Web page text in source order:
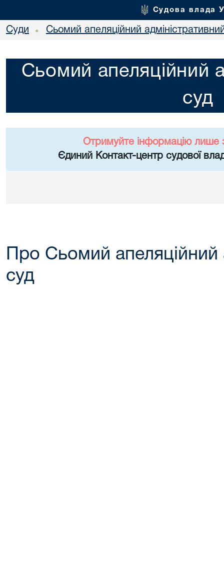
Судова влада
Суди • Сьомий апеляційний
Сьомий апеляційний
суд
Отримуйте інформацію лише
Єдиний Контакт-центр судової
Про Сьомий апеляційний
суд